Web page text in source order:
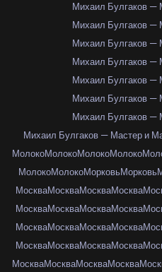
Михаил Булгаков —
Михаил Булгаков —
Михаил Булгаков —
Михаил Булгаков —
Михаил Булгаков —
Михаил Булгаков —
Михаил Булгаков —
Михаил Булгаков — Мастер и
МолокоМолокоМолокоМолоко
МолокоМолокоМорковьМорковь
МоскваМоскваМоскваМосква
МоскваМоскваМоскваМосква
МоскваМоскваМоскваМосква
МоскваМоскваМоскваМосква
МоскваМоскваМоскваМосква